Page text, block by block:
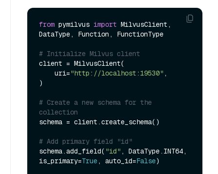
from pymilvus import MilvusClient,
DataType, Function, FunctionType
# Initialize Milvus client
client = MilvusClient(
    uri=
"http://localhost:19530" ,
)
# Create a new schema for the
collection
schema = client.create_schema()
# Add primary field "id"
schema.add_field( "id" , DataType.INT64,
is_primary=True, auto_id=False)